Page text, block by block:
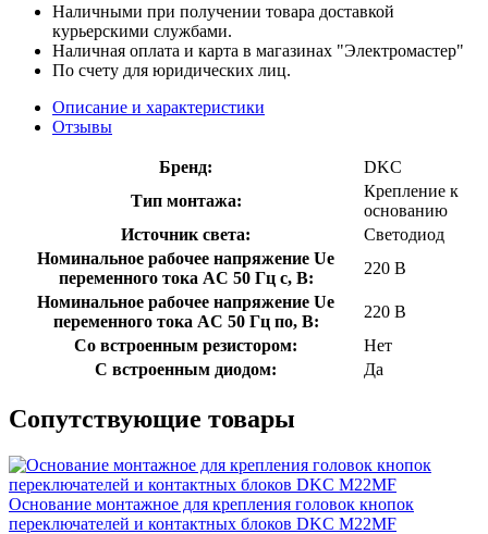
Наличными при получении товара доставкой
курьерскими службами.
Наличная оплата и карта в магазинах "Электромастер"
По счету для юридических лиц.
Описание и характеристики
Отзывы
Бренд:
DKC
Тип монтажа:
Крепление к
основанию
Источник света:
Светодиод
Номинальное рабочее напряжение Ue
переменного тока AC 50 Гц с, В:
220 В
Номинальное рабочее напряжение Ue
переменного тока AC 50 Гц по, В:
220 В
Со встроенным резистором:
Нет
С встроенным диодом:
Да
Сопутствующие товары
Основание монтажное для крепления головок кнопок
переключателей и контактных блоков DKC M22MF